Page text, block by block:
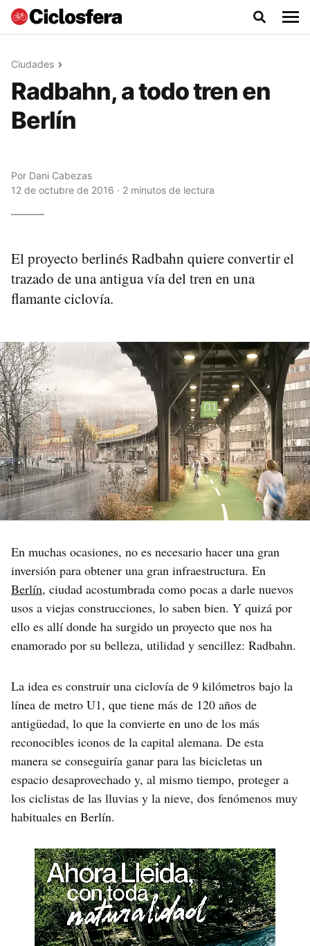
Ciudades
Radbahn, a todo tren en
Berlín
Por Dani Cabezas
12 de octubre de 2016 · 2 minutos de lectura
El proyecto berlinés Radbahn quiere convertir el
trazado de una antigua vía del tren en una
flamante ciclovía.
En muchas ocasiones, no es necesario hacer una gran
inversión para obtener una gran infraestructura. En
Berlín, ciudad acostumbrada como pocas a darle nuevos
usos a viejas construcciones, lo saben bien. Y quizá por
ello es allí donde ha surgido un proyecto que nos ha
enamorado por su belleza, utilidad y sencillez: Radbahn.
La idea es construir una ciclovía de 9 kilómetros bajo la
línea de metro U1, que tiene más de 120 años de
antigüedad, lo que la convierte en uno de los más
reconocibles iconos de la capital alemana. De esta
manera se conseguiría ganar para las bicicletas un
espacio desaprovechado y, al mismo tiempo, proteger a
los ciclistas de las lluvias y la nieve, dos fenómenos muy
habituales en Berlín.